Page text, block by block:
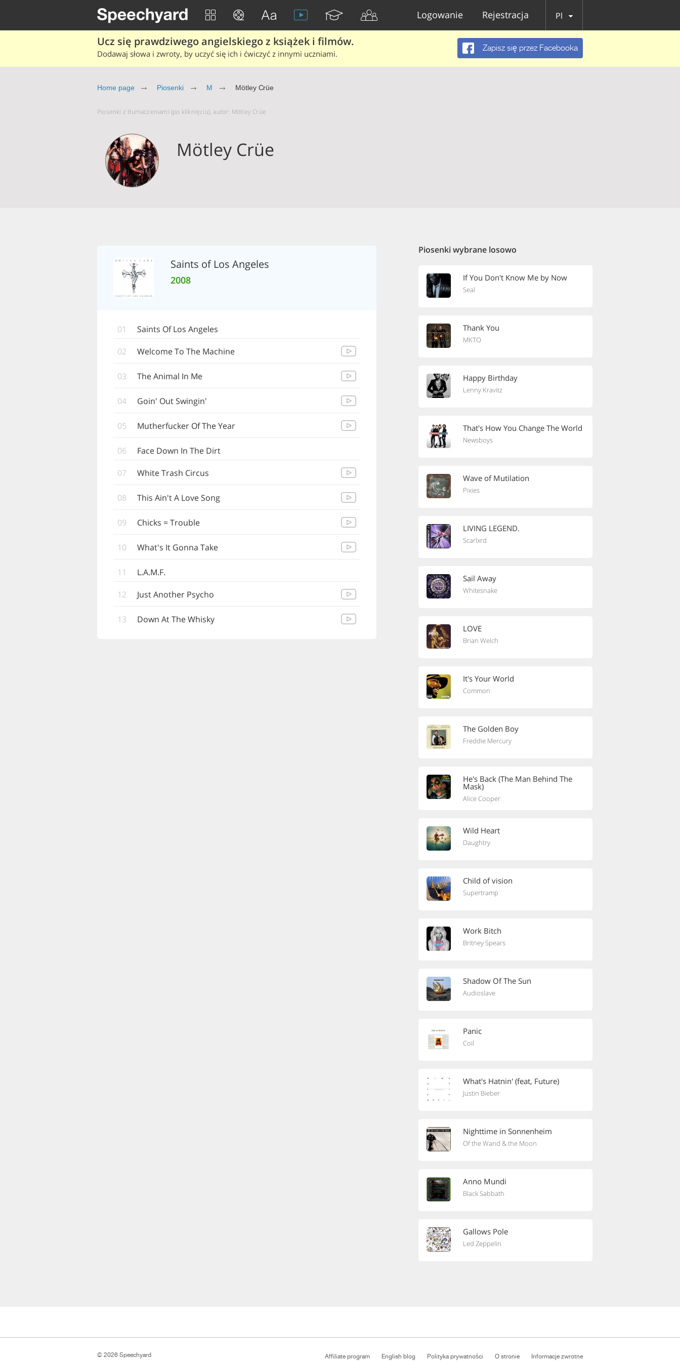
Logowanie Rejestracja Pl
Ucz się prawdziwego angielskiego z książek i filmów.
Dodawaj słowa i zwroty, by uczyć się ich i ćwiczyć z innymi uczniami.
Zapisz się przez Facebooka
Home page Piosenki M Mötley Crüe
Piosenki z tłumaczeniami (po kliknięciu), autor: Mötley Crüe
Mötley Crüe
Saints of Los Angeles
2008
01
Saints Of Los Angeles
02
Welcome To The Machine
03 The Animal In Me
04 Goin' Out Swingin'
05 Mutherfucker Of The Year
06
Face Down In The Dirt
07
White Trash Circus
08 This Ain't A Love Song
09 Chicks = Trouble
10 What's It Gonna Take
11
L.A.M.F.
12
Just Another Psycho
13 Down At The Whisky
Piosenki wybrane losowo
If You Don't Know Me by Now
Seal
Thank You
MKTO
Happy Birthday
Lenny Kravitz
That's How You Change The World
Newsboys
Wave of Mutilation
Pixies
LIVING LEGEND.
Scarlxrd
Sail Away
Whitesnake
LOVE
Brian Welch
It's Your World
Common
The Golden Boy
Freddie Mercury
He's Back (The Man Behind The
Mask)
Alice Cooper
Wild Heart
Daughtry
Child of vision
Supertramp
Work Bitch
Britney Spears
Shadow Of The Sun
Audioslave
Panic
Coil
What's Hatnin' (feat, Future)
Justin Bieber
Nighttime in Sonnenheim
Of the Wand & the Moon
Anno Mundi
Black Sabbath
Gallows Pole
Led Zeppelin
Affiliate program English blog Polityka prywatności O stronie Informacje zwrotne
© 2026 Speechyard